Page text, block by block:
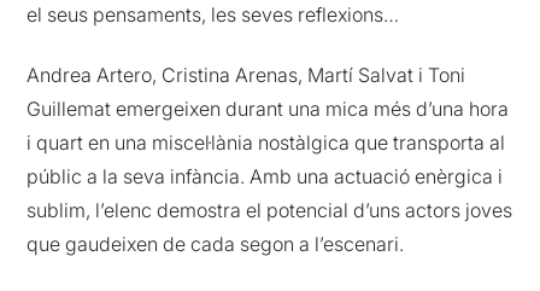
el seus pensaments, les seves reflexions…
Andrea Artero, Cristina Arenas, Martí Salvat i Toni
Guillemat emergeixen durant una mica més d’una hora
i quart en una miscel·lània nostàlgica que transporta al
públic a la seva infància. Amb una actuació enèrgica i
sublim, l’elenc demostra el potencial d’uns actors joves
que gaudeixen de cada segon a l’escenari.